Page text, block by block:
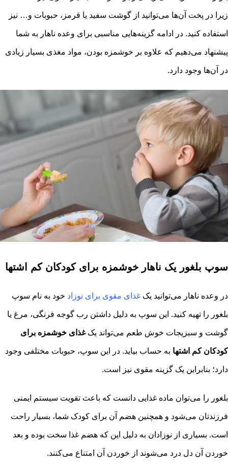
زیرا در پخت آن‌ها می‌توانید از گوشت سفید یا قرمز، حبوبات و… نیز
استفاده کنید. در ادامه گزینه‌هایی مناسبی برای وعده ناهار به شما
پیشنهاد می‌دهیم که علاوه بر خوشمزه بودن، مواد مغذی بسیار زیادی
در آن‌ها وجود دارد.
سوپ بلغور یک ناهار خوشمزه برای کودکان کم اشتها
در وعده ناهار می‌توانید یک غذای مقوی برای نوزاد خود به نام سوپ
بلغور را تهیه کنید. این سوپ به دلیل داشتن رب گوجه فرنگی، مرغ یا
گوشت و سبزیجات خوش طعم می‌تواند یکغذای خوشمزه برای
کودکان کم اشتها به حساب بیاید. در این سوپ، حبوبات مختلفی وجود
دارد؛ بنابراین یک گزینه مقوی نیز است.
بلغور را می‌توان ماده غذایی دانست که باعث تقویت سیستم ایمنی
فرزندتان می‌شود و همچنین هضم آن برای کودک شما، بسیار راحت
است. بسیاری از نوزادان به دلیل این که هضم غذا سخت بوده و بعد
خوردن آن دل درد می‌شوند از خوردن آن امتناع می‌کنند.